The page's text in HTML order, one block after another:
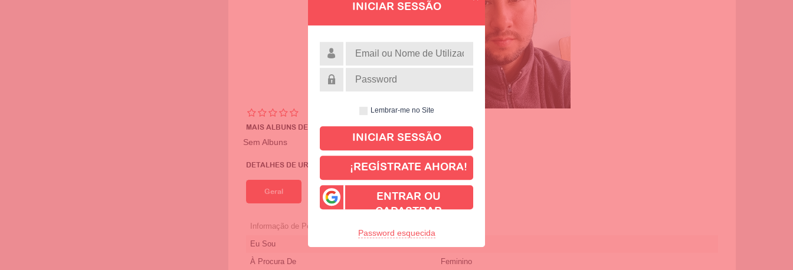
MAIS ALBUNS DE PERFIL
Sem Albuns
DETALHES DE UREKMAZZINO
Geral
Informação de Perfil
Eu Sou
À Procura De
Feminino
INICIAR SESSÃO
Lembrar-me no Site
¡REGÍSTRATE AHORA!
ENTRAR OU
CADASTRAR
Password esquecida